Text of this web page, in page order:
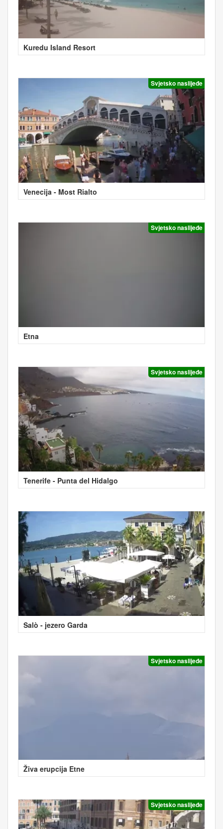
Kuredu Island Resort
Svjetsko naslijeđe
Venecija - Most Rialto
Svjetsko naslijeđe
Etna
Svjetsko naslijeđe
Tenerife - Punta del Hidalgo
Salò - jezero Garda
Svjetsko naslijeđe
Živa erupcija Etne
Svjetsko naslijeđe